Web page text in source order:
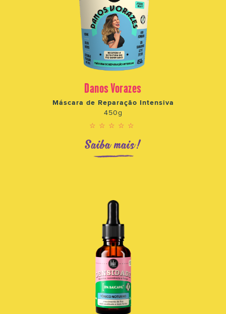
Danos Vorazes
Máscara de Reparação Intensiva
450g
☆☆☆☆☆
Saiba mais!